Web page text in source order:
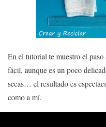
En el tutorial te muestro el
fácil, aunque es un poco
secas… el resultado es
como a mí.